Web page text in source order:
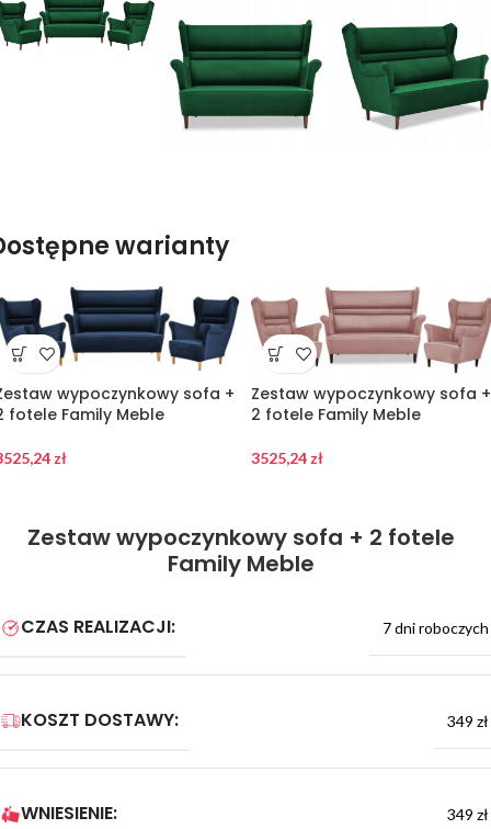
warianty
wypoczynkowy sofa +
fotele Family Meble
zł
Zestaw wypoczynkowy sofa +
2 fotele Family Meble
3525,24 zł
Zestaw wypoczynkowy sofa + 2 fotele
Family Meble
CZAS REALIZACJI: 7 dni roboczych
KOSZT DOSTAWY: 349 zł
WNIESIENIE: 349 zł